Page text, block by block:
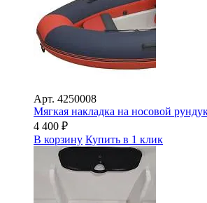
Арт. 4250008
Мягкая накладка на носовой
4 400 ₽
В корзину Купить в 1 клик